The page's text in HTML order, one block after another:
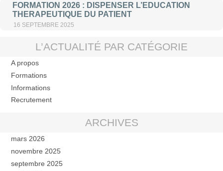
FORMATION 2026 : DISPENSER L’EDUCATION
THERAPEUTIQUE DU PATIENT
16 SEPTEMBRE 2025
L’ACTUALITÉ PAR CATÉGORIE
A propos
Formations
Informations
Recrutement
ARCHIVES
mars 2026
novembre 2025
septembre 2025